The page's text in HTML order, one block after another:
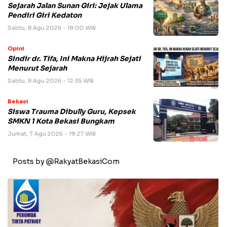
Sejarah Jalan Sunan Giri: Jejak Ulama
Pendiri Giri Kedaton
Sabtu, 8 Agu 2026 - 18:00 WIB
Opini
Sindir dr. Tifa, Ini Makna Hijrah Sejati
Menurut Sejarah
Sabtu, 8 Agu 2026 - 12:35 WIB
Bekasi
Siswa Trauma Dibully Guru, Kepsek
SMKN 1 Kota Bekasi Bungkam
Jumat, 7 Agu 2026 - 19:27 WIB
Posts by @RakyatBekasiCom